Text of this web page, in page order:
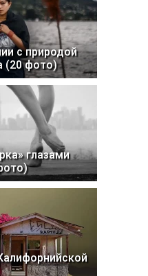
с природой
(20 фото)
глазами